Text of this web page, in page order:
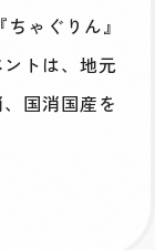
ゃぐりん』
トは、地元
国消国産を